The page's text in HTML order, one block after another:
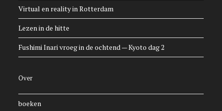
Virtual en reality in Rotterdam
Lezen in de hitte
Fushimi Inari vroeg in de ochtend — Kyoto dag 2
Over
boeken